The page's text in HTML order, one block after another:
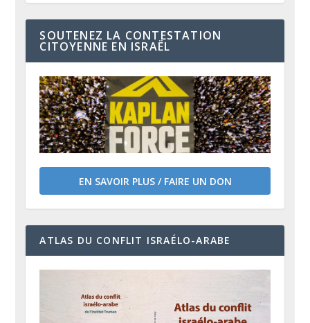
SOUTENEZ LA CONTESTATION
CITOYENNE EN ISRAËL
EN SAVOIR PLUS / FAIRE UN DON
ATLAS DU CONFLIT ISRAÉLO-ARABE